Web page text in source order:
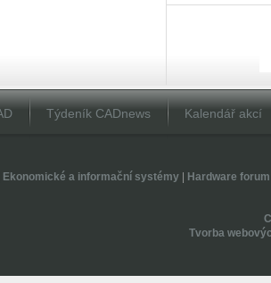
Týdeník CADnews Kalendář akcí
Ekonomické a informační systémy| Hardware forum
Tvorba